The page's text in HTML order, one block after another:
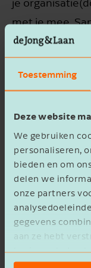
Toestemming
Deze website
We gebruiken
personaliseren,
bieden en om
delen we
onze partners
gegevens
aan ze hebt
basis van het
je
met je mee.
een
Neem gerust
Neem